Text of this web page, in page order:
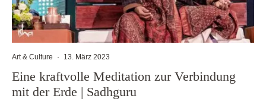
Art & Culture · 13. März 2023
Eine kraftvolle Meditation zur Verbindung
mit der Erde | Sadhguru